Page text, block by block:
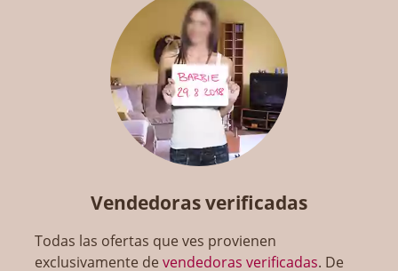
Vendedoras verificadas
Todas las ofertas que ves provienen
exclusivamente devendedoras verificadas. De